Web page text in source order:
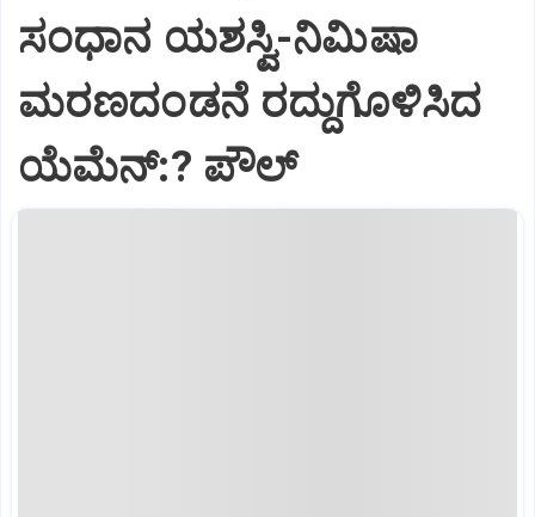
ಸಂಧಾನ ಯಶಸ್ವಿ-ನಿಮಿಷಾ
ಮರಣದಂಡನೆ ರದ್ದುಗೊಳಿಸಿದ
ಯೆಮೆನ್:? ಪೌಲ್